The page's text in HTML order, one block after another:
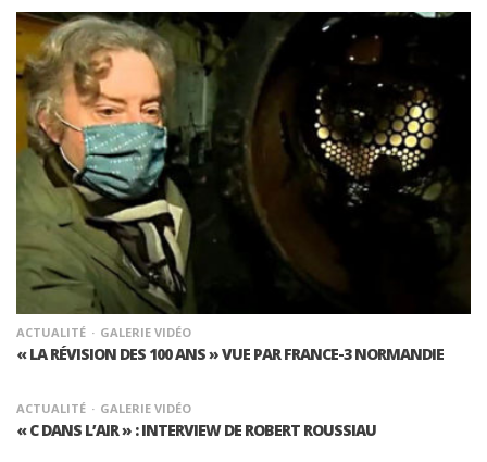
ACTUALITÉ GALERIE VIDÉO
« LA RÉVISION DES 100 ANS » VUE PAR FRANCE-3 NORMANDIE
ACTUALITÉ GALERIE VIDÉO
« C DANS L’AIR » : INTERVIEW DE ROBERT ROUSSIAU